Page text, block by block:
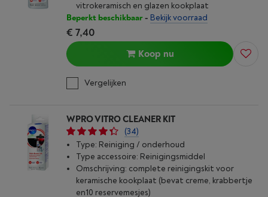
vitrokeramisch en glazen kookplaat
Beperkt beschikbaar- Bekijk voorraad
€ 7,40
Koop nu
Vergelijken
WPRO VITRO CLEANER KIT
(34)
Type: Reiniging / onderhoud
Type accessoire: Reinigingsmiddel
Omschrijving: complete reinigingskit voor
keramische kookplaat (bevat creme, krabbertje
en10 reservemesjes)